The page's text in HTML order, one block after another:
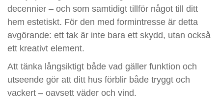
decennier – och som samtidigt tillför något till ditt
hem estetiskt. För den med formintresse är detta
avgörande: ett tak är inte bara ett skydd, utan också
ett kreativt element.
Att tänka långsiktigt både vad gäller funktion och
utseende gör att ditt hus förblir både tryggt och
vackert – oavsett väder och vind.